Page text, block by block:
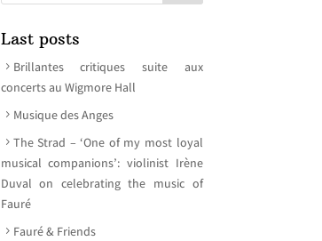
Last posts
Brillantes critiques suite aux
concerts au Wigmore Hall
Musique des Anges
The Strad – ‘One of my most loyal
musical companions’: violinist Irène
Duval on celebrating the music of
Fauré
Fauré & Friends